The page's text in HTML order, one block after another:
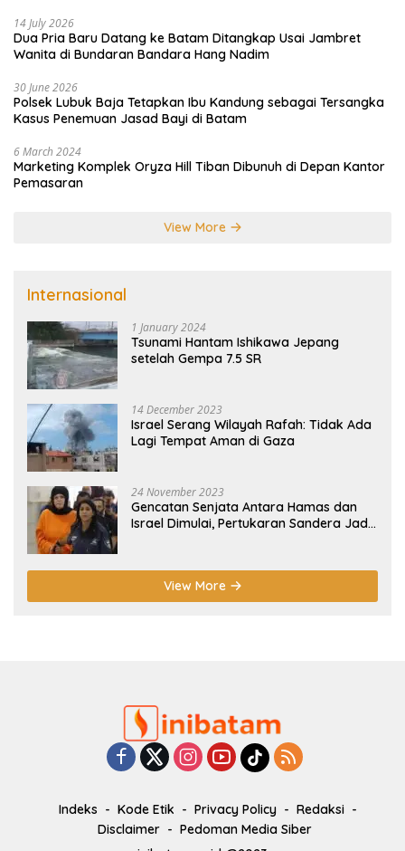
14 July 2026
Dua Pria Baru Datang ke Batam Ditangkap Usai Jambret
Wanita di Bundaran Bandara Hang Nadim
30 June 2026
Polsek Lubuk Baja Tetapkan Ibu Kandung sebagai Tersangka
Kasus Penemuan Jasad Bayi di Batam
6 March 2024
Marketing Komplek Oryza Hill Tiban Dibunuh di Depan Kantor
Pemasaran
View More
Internasional
1 January 2024
Tsunami Hantam Ishikawa Jepang
setelah Gempa 7.5 SR
14 December 2023
Israel Serang Wilayah Rafah: Tidak Ada
Lagi Tempat Aman di Gaza
24 November 2023
Gencatan Senjata Antara Hamas dan
Israel Dimulai, Pertukaran Sandera Jadi
View More
Indeks Kode Etik Privacy Policy
Redaksi
Disclaimer
Pedoman Media Siber